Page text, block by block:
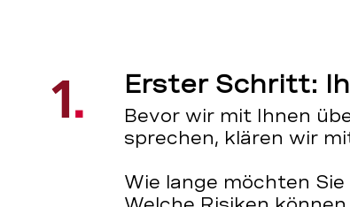
Erster Schritt:
Bevor wir mit Ihnen
sprechen, klären wir
Wie lange möchten